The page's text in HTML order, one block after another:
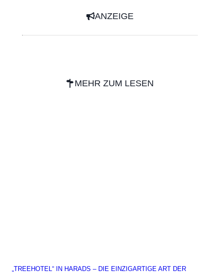
ANZEIGE
MEHR ZUM LESEN
„TREEHOTEL“ IN HARADS – DIE EINZIGARTIGE ART DER